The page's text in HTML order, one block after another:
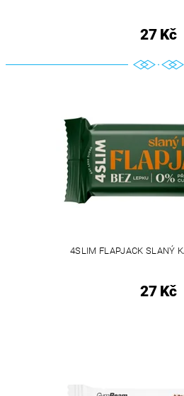
27 Kč
4SLIM FLAPJACK SLANÝ
27 Kč